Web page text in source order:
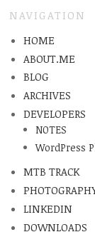
NAVIGATION
HOME
ABOUT.ME
BLOG
ARCHIVES
DEVELOPERS
NOTES
WordPress
MTB TRACK
LINKEDIN
DOWNLOADS